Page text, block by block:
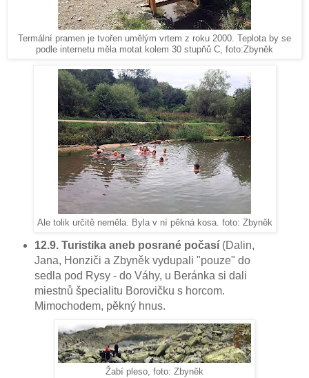
Termální pramen je tvořen umělým vrtem z roku 2000. Teplota by se
podle internetu měla motat kolem 30 stupňů C, foto:Zbyněk
Ale tolik určitě neměla. Byla v ní pěkná kosa. foto: Zbyněk
12.9. Turistika aneb posrané počasí(Dalin,
Jana, Honziči a Zbyněk vydupali "pouze" do
sedla pod Rysy - do Váhy, u Beránka si dali
miestnů špecialitu Borovičku s horcom.
Mimochodem, pěkný hnus.
Žabí pleso, foto: Zbyněk